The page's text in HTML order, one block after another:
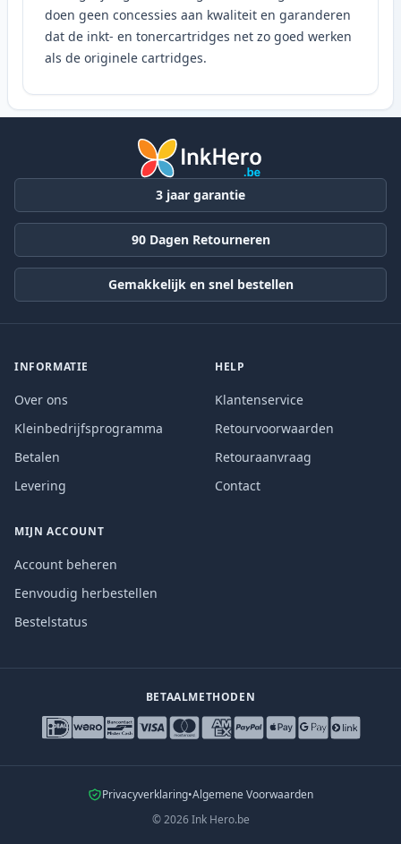
doen geen concessies aan kwaliteit en garanderen
dat de inkt- en tonercartridges net zo goed werken
als de originele cartridges.
3 jaar garantie
90 Dagen Retourneren
Gemakkelijk en snel bestellen
INFORMATIE
Over ons
Kleinbedrijfsprogramma
Betalen
Levering
HELP
Klantenservice
Retourvoorwaarden
Retouraanvraag
Contact
MIJN ACCOUNT
Account beheren
Eenvoudig herbestellen
Bestelstatus
BETAALMETHODEN
Privacyverklaring•Algemene Voorwaarden
©2026 Ink Hero.be